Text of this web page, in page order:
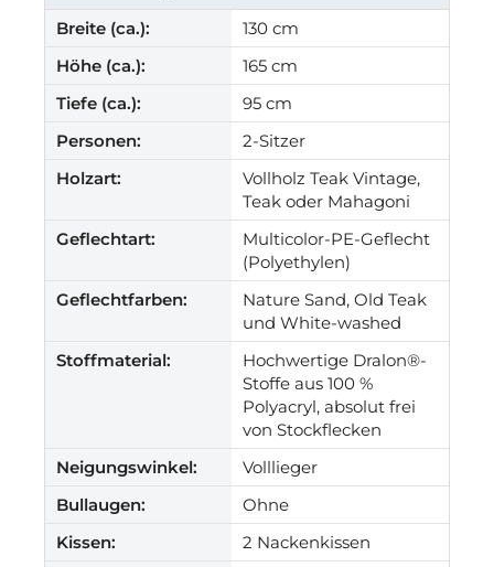
Breite (ca.):
130 cm
Höhe (ca.):
165 cm
Tiefe (ca.):
95 cm
Personen:
2-Sitzer
Holzart:
Vollholz Teak Vintage,
Teak oder Mahagoni
Geflechtart:
Multicolor-PE-Geflecht
(Polyethylen)
Geflechtfarben:
Nature Sand, Old Teak
und White-washed
Stoffmaterial:
Hochwertige Dralon®-
Stoffe aus 100 %
Polyacryl, absolut frei
von Stockflecken
Neigungswinkel:
Volllieger
Bullaugen:
Ohne
Kissen:
2 Nackenkissen